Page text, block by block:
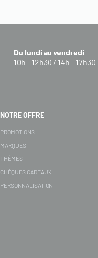
Du lundi au vendredi
10h - 12h30 / 14h - 17h30
NOTRE OFFRE
PROMOTIONS
MARQUES
THÈMES
CHÈQUES CADEAUX
PERSONNALISATION